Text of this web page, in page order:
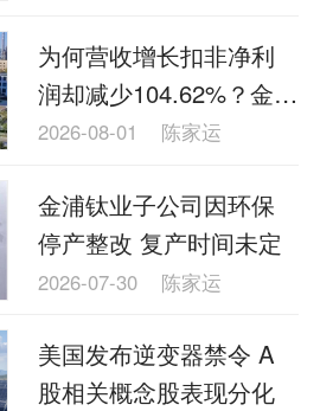
为何营收增长扣非净利
润却减少104.62%？金能
科技回复监管问询
2026-08-01 陈家运
金浦钛业子公司因环保
停产整改 复产时间未定
2026-07-30 陈家运
美国发布逆变器禁令 A
股相关概念股表现分化